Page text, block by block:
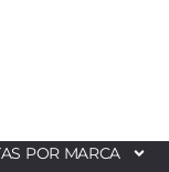
POR MARCA